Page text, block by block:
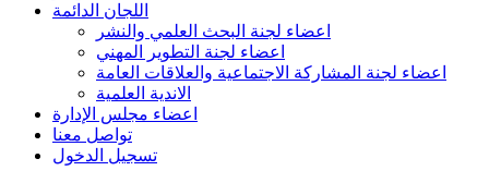
اللجان الدائمة
اعضاء لجنة البحث العلمي والنشر
اعضاء لجنة التطوير المهني
اعضاء لجنة المشاركة الاجتماعية والعلاقات العامة
الاندية العلمية
اعضاء مجلس الإدارة
تواصل معنا
تسجيل الدخول